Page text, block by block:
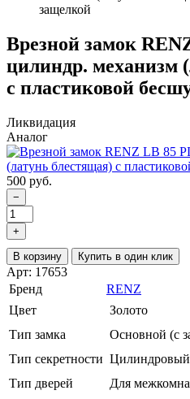
защелкой
Врезной замок
цилиндр. механизм
с пластиковой
Ликвидация
Аналог
500 руб.
−
+
В корзину Купить в один клик
Арт: 17653
Бренд
RENZ
Цвет
Золото
Тип замка
Основной (с
Тип секретности Цилиндровый
Тип дверей
Для